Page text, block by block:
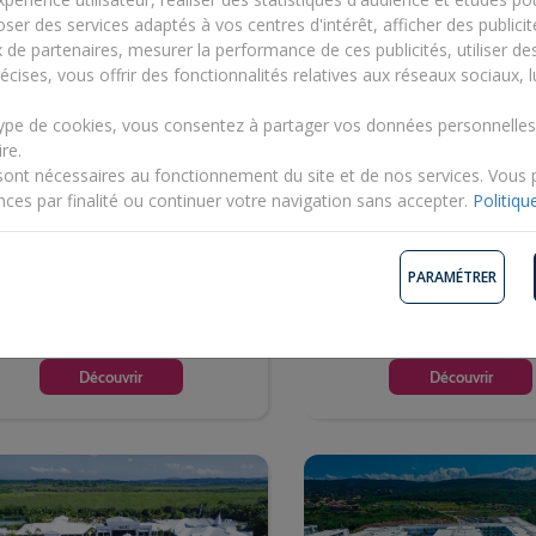
River Falls, un site si bucolique qu’on l’appelle « les Jardins
Beach Resort II 3*
Montego Bay
Découvrir
Only 5*
Jamaïque, Montego Bay
7 jours / 5 nuits - Tout compris
1 794€
Découvrir
des services adaptés à vos centres d'intérêt, afficher des
partenaires, mesurer la performance de ces publicités, utiliser
vous offrir des fonctionnalités relatives aux réseaux sociaux,
de cookies, vous consentez à partager vos données
nécessaires au fonctionnement du site et de nos services. Vous
par finalité ou continuer votre navigation sans accepter.
PARAMÉTRER